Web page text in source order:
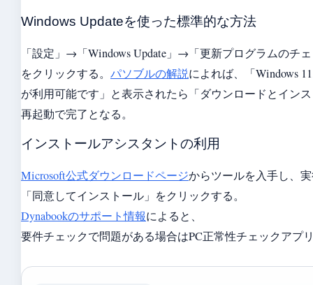
Windows Updateを使った標準的な方法
「設定」→「Windows Update」→「更新プログラムのチ
をクリックする。 パソブルの解説によれば、「Windows
が利用可能です」と表示されたら「ダウンロードとイン
再起動で完了となる。
インストールアシスタントの利用
Microsoft公式ダウンロードページからツールを入手し、
「同意してインストール」をクリックする。
Dynabookのサポート情報によると、
要件チェックで問題がある場合はPC正常性チェックアプ